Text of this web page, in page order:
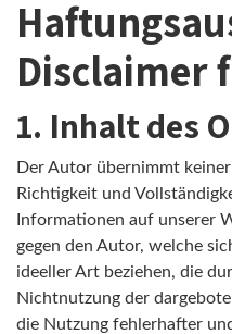
Disclaimer
1. Inhalt des
Der Autor übernimmt
Richtigkeit und
Informationen auf unserer
gegen den Autor, welche
ideeller Art beziehen, die
Nichtnutzung der
die Nutzung fehlerhafter